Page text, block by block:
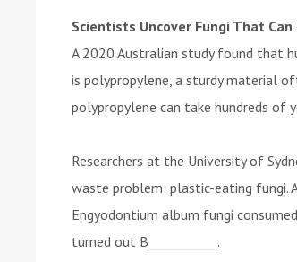
Scientists Uncover Fungi That
A 2020 Australian study found that
is polypropylene, a sturdy material
polypropylene can take hundreds of
Researchers at the University of
waste problem: plastic-eating fungi.
Engyodontium album fungi
turned out B___________.